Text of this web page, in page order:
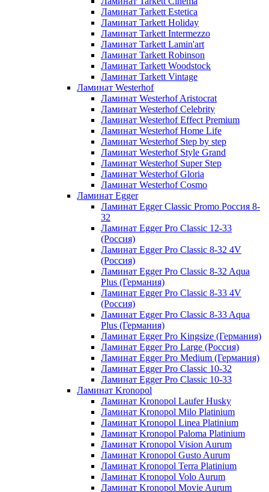
Ламинат Tarkett Estetica
Ламинат Tarkett Holiday
Ламинат Tarkett Intermezzo
Ламинат Tarkett Lamin'art
Ламинат Tarkett Robinson
Ламинат Tarkett Woodstock
Ламинат Tarkett Vintage
Ламинат Westerhof
Ламинат Westerhof Aristocrat
Ламинат Westerhof Celebrity
Ламинат Westerhof Effect Premium
Ламинат Westerhof Home Life
Ламинат Westerhof Step by step
Ламинат Westerhof Style Grand
Ламинат Westerhof Super Step
Ламинат Westerhof Gloria
Ламинат Westerhof Cosmo
Ламинат Egger
Ламинат Egger Classic Promo Россия 8-
32
Ламинат Egger Pro Classic 12-33
(Россия)
Ламинат Egger Pro Classic 8-32 4V
(Россия)
Ламинат Egger Pro Classic 8-32 Aqua
Plus (Германия)
Ламинат Egger Pro Classic 8-33 4V
(Россия)
Ламинат Egger Pro Classic 8-33 Aqua
Plus (Германия)
Ламинат Egger Pro Kingsize (Германия)
Ламинат Egger Pro Large (Россия)
Ламинат Egger Pro Medium (Германия)
Ламинат Egger Pro Classic 10-32
Ламинат Egger Pro Classic 10-33
Ламинат Kronopol
Ламинат Kronopol Laufer Husky
Ламинат Kronopol Milo Platinium
Ламинат Kronopol Linea Platinium
Ламинат Kronopol Paloma Platinium
Ламинат Kronopol Vision Aurum
Ламинат Kronopol Gusto Aurum
Ламинат Kronopol Terra Platinium
Ламинат Kronopol Volo Aurum
Ламинат Kronopol Movie Aurum